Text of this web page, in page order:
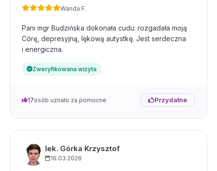
Wanda F.
Pani mgr Budzińska dokonała cudu: rozgadała moją
Córę, depresyjną, lękową autystkę. Jest serdeczna
i energiczna.
Zweryfikowana wizyta
17osób uznało za pomocne Przydatne
lek. Górka Krzysztof
16.03.2026